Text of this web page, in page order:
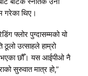
गरेका थिए।
फ्लोर पुग्दासम्मको यो
ठूलो उत्साहले हाम्रो
भएका छौँ। यस आईपीओ नै
सुरुवात मात्र हो,”